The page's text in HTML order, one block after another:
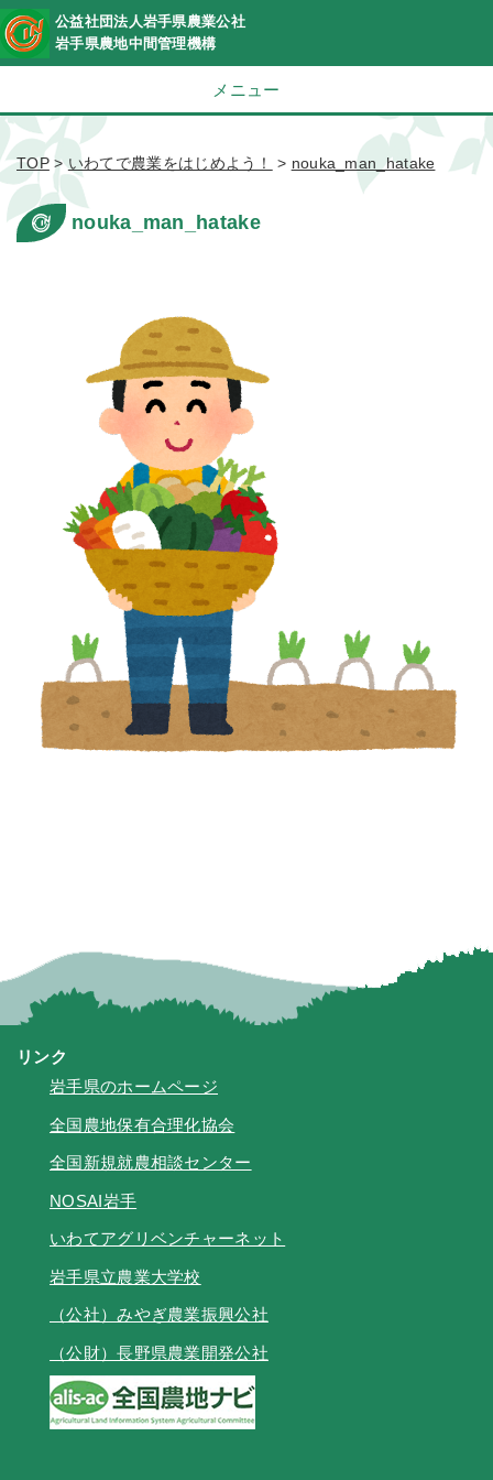
公益社団法人岩手県農業公社
岩手県農地中間管理機構
メニュー
TOP>いわてで農業をはじめよう！ > nouka_man_hatake
nouka_man_hatake
リンク
岩手県のホームページ
全国農地保有合理化協会
全国新規就農相談センター
NOSAI岩手
いわてアグリベンチャーネット
岩手県立農業大学校
（公社）みやぎ農業振興公社
（公財）長野県農業開発公社